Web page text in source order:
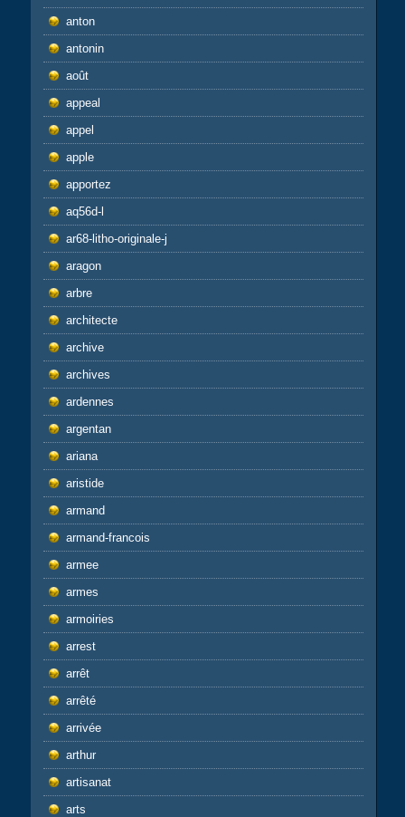
anton
antonin
août
appeal
appel
apple
apportez
aq56d-l
ar68-litho-originale-j
aragon
arbre
architecte
archive
archives
ardennes
argentan
ariana
aristide
armand
armand-francois
armee
armes
armoiries
arrest
arrêt
arrêté
arrivée
arthur
artisanat
arts